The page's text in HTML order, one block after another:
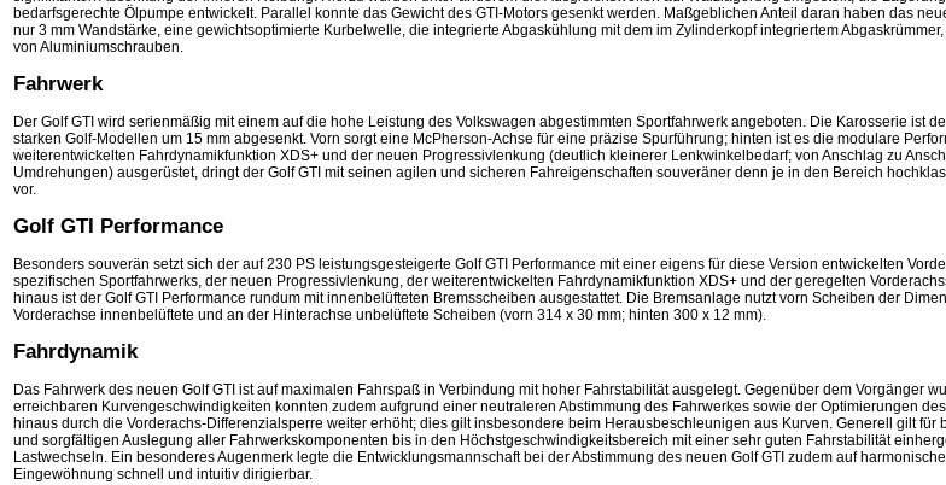
bedarfsgerechte Ölpumpe entwickelt. Parallel konnte das Gewicht des GTI-Motors gesenkt werden. Maßgeblichen Anteil daran haben das
nur 3 mm Wandstärke, eine gewichtsoptimierte Kurbelwelle, die integrierte Abgaskühlung mit dem im Zylinderkopf integriertem
von Aluminiumschrauben.
Fahrwerk
Der Golf GTI wird serienmäßig mit einem auf die hohe Leistung des Volkswagen abgestimmten Sportfahrwerk angeboten. Die Karosserie ist
starken Golf-Modellen um 15 mm abgesenkt. Vorn sorgt eine McPherson-Achse für eine präzise Spurführung; hinten ist es die modulare
weiterentwickelten Fahrdynamikfunktion XDS+ und der neuen Progressivlenkung (deutlich kleinerer Lenkwinkelbedarf; von Anschlag zu
Umdrehungen) ausgerüstet, dringt der Golf GTI mit seinen agilen und sicheren Fahreigenschaften souveräner denn je in den Bereich
vor.
Golf GTI Performance
Besonders souverän setzt sich der auf 230 PS leistungsgesteigerte Golf GTI Performance mit einer eigens für diese Version entwickelten
spezifischen Sportfahrwerks, der neuen Progressivlenkung, der weiterentwickelten Fahrdynamikfunktion XDS+ und der geregelten
hinaus ist der Golf GTI Performance rundum mit innenbelüfteten Bremsscheiben ausgestattet. Die Bremsanlage nutzt vorn Scheiben der
Vorderachse innenbelüftete und an der Hinterachse unbelüftete Scheiben (vorn 314 x 30 mm; hinten 300 x 12 mm).
Fahrdynamik
Das Fahrwerk des neuen Golf GTI ist auf maximalen Fahrspaß in Verbindung mit hoher Fahrstabilität ausgelegt. Gegenüber dem Vorgänger
erreichbaren Kurvengeschwindigkeiten konnten zudem aufgrund einer neutraleren Abstimmung des Fahrwerkes sowie der Optimierungen
hinaus durch die Vorderachs-Differenzialsperre weiter erhöht; dies gilt insbesondere beim Herausbeschleunigen aus Kurven. Generell gilt
und sorgfältigen Auslegung aller Fahrwerkskomponenten bis in den Höchstgeschwindigkeitsbereich mit einer sehr guten Fahrstabilität
Lastwechseln. Ein besonderes Augenmerk legte die Entwicklungsmannschaft bei der Abstimmung des neuen Golf GTI zudem auf
Eingewöhnung schnell und intuitiv dirigierbar.